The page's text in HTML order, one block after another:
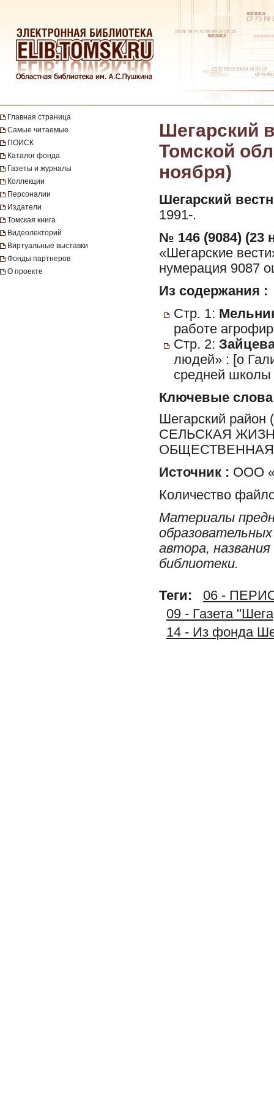
Главная страница
Самые читаемые
ПОИСК
Каталог фонда
Газеты и журналы
Коллекции
Персоналии
Издатели
Томская книга
Видеолекторий
Виртуальные выставки
Фонды партнеров
О проекте
Шегарский
Томской
ноября)
Шегарский
1991-.
№ 146 (9084) (23
«Шегарские
нумерация 9087
Из содержания :
Стр. 1:
работе
Стр. 2:
людей» : [о
средней
Ключевые слова
Шегарский
СЕЛЬСКАЯ
Источник : ООО
Количество
Материалы
автора,
библиотеки.
Теги:
06 -
09 - Газета
14 - Из фонда